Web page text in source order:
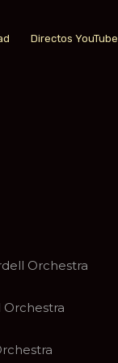
Directos YouTube
Orchestra